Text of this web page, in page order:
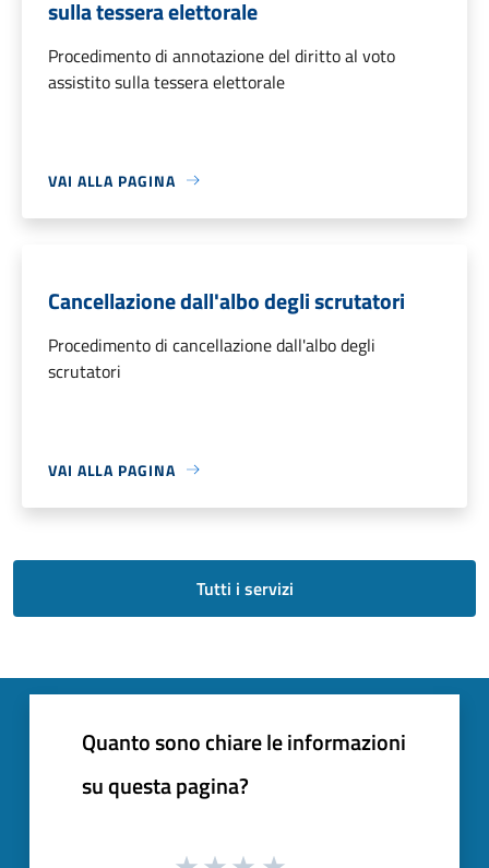
sulla tessera elettorale
Procedimento di annotazione del diritto al voto
assistito sulla tessera elettorale
VAI ALLA PAGINA
Cancellazione dall'albo degli scrutatori
Procedimento di cancellazione dall'albo degli
scrutatori
VAI ALLA PAGINA
Tutti i servizi
Quanto sono chiare le informazioni
su questa pagina?